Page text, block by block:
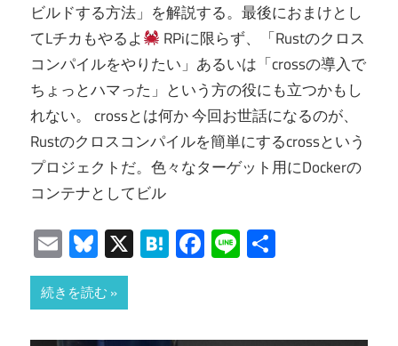
ビルドする方法」を解説する。最後におまけとし
てLチカもやるよ
RPiに限らず、「Rustのクロス
コンパイルをやりたい」あるいは「crossの導入で
ちょっとハマった」という方の役にも立つかもし
れない。 crossとは何か 今回お世話になるのが、
Rustのクロスコンパイルを簡単にするcrossという
プロジェクトだ。色々なターゲット用にDockerの
コンテナとしてビル
EmailBluesky
X Hatena
Facebook
Line
続きを読む